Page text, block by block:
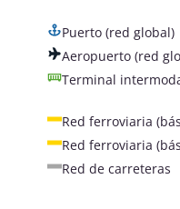
Puerto (red global)
Aeropuerto (red
Terminal
Red ferroviaria
Red ferroviaria
Red de carreteras